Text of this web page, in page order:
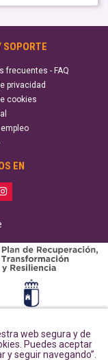
web segura y de
Puedes aceptar
y seguir navegando”.
SOPORTE
frecuentes - FAQ
privacidad
cookies
EN